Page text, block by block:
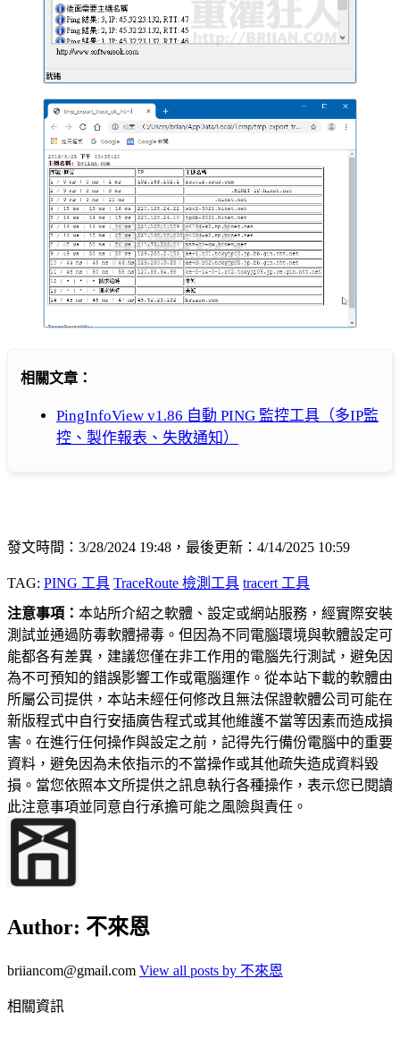
相關文章：
PingInfoView v1.86 自動 PING 監控工具（多IP監
控、製作報表、失敗通知）
發文時間：3/28/2024 19:48，最後更新：4/14/2025 10:59
TAG: PING 工具 TraceRoute 檢測工具 tracert 工具
注意事項： 本站所介紹之軟體、設定或網站服務，經實際安裝
測試並通過防毒軟體掃毒。但因為不同電腦環境與軟體設定可
能都各有差異，建議您僅在非工作用的電腦先行測試，避免因
為不可預知的錯誤影響工作或電腦運作。從本站下載的軟體由
所屬公司提供，本站未經任何修改且無法保證軟體公司可能在
新版程式中自行安插廣告程式或其他維護不當等因素而造成損
害。在進行任何操作與設定之前，記得先行備份電腦中的重要
資料，避免因為未依指示的不當操作或其他疏失造成資料毀
損。當您依照本文所提供之訊息執行各種操作，表示您已閱讀
此注意事項並同意自行承擔可能之風險與責任。
Author: 不來恩
briiancom@gmail.com View all posts by 不來恩
相關資訊